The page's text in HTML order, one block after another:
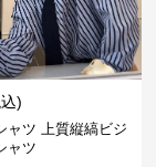
)
ャツ 上質縦縞ビジ
ャツ